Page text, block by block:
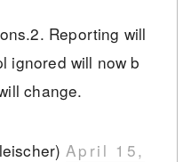
Reporting will
ignored will now b
change.
April 15,